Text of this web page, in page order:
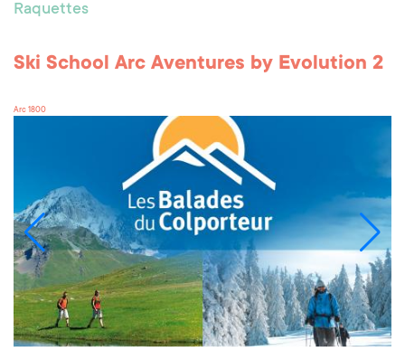
Raquettes
Ski School Arc Aventures by Evolution 2
Arc 1800